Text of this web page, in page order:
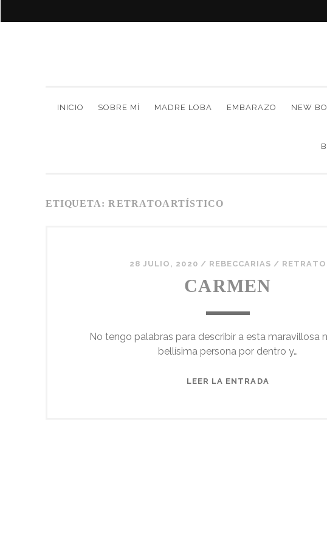
INICIO SOBRE MÍ MADRE LOBA EMBARAZO NEW
ETIQUETA:RETRATOARTÍSTICO
28 JULIO, 2020 / REBECCARIAS / RETRATO
CARMEN
No tengo palabras para describir a esta maravillosa
bellísima persona por dentro y…
LEER LA ENTRADA